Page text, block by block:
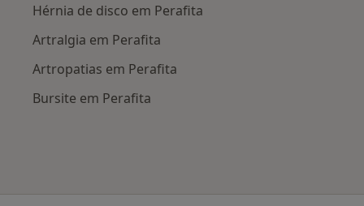
Hérnia de disco em Perafita
Artralgia em Perafita
Artropatias em Perafita
Bursite em Perafita